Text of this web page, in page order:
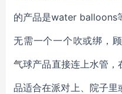
的产品是water balloons
无需一个一个吹或绑，
气球产品直接连上水管
品适合在派对上、院子里